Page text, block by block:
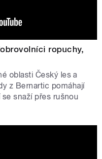
ropuchy,
oblasti Český les a
z Bernartic pomáhají
snaží přes rušnou